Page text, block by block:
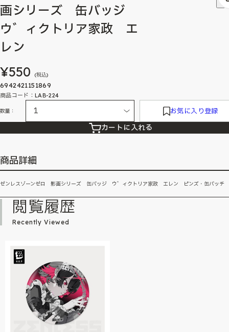
画シリーズ 缶バッジ
ウ゛ィクトリア家政 エ
レン
¥550 (税込)
6942421151869
商品コード：LAB-224
数量： お気に入り登録
カートに入れる
商品詳細
ゼンレスゾーンゼロ 影画シリーズ 缶バッジ ウ゛ィクトリア家政 エレン ピンズ・缶バッチ
閲覧履歴
Recently Viewed